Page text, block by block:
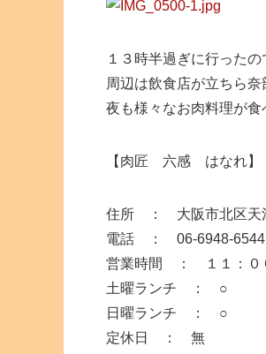
１３時半過ぎに行った
周辺は飲食店が立ちら
夜も様々なお肉料理が食
【肉匠 六感 はなれ
住所 ： 大阪市北区天
電話 ： 06-6948-6544
営業時間 ： １１：００
土曜ランチ ： ○
日曜ランチ ： ○
定休日 ： 無